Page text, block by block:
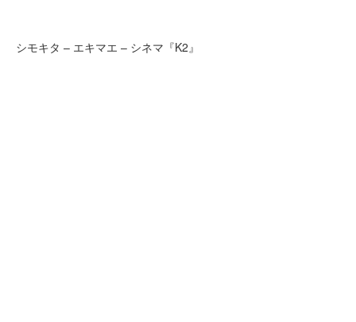
シモキタ – エキマエ – シネマ『K2』